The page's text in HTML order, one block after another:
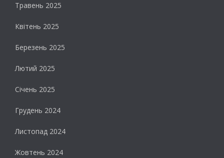
Травень 2025
Квітень 2025
Березень 2025
Лютий 2025
Січень 2025
Грудень 2024
Листопад 2024
Жовтень 2024